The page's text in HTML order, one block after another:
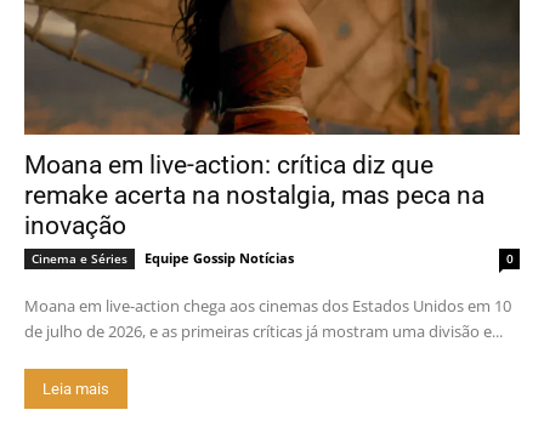
Moana em live-action: crítica diz que
remake acerta na nostalgia, mas peca na
inovação
Cinema e Séries Equipe Gossip Notícias 0
Moana em live-action chega aos cinemas dos Estados Unidos em 10
de julho de 2026, e as primeiras críticas já mostram uma divisão e...
Leia mais